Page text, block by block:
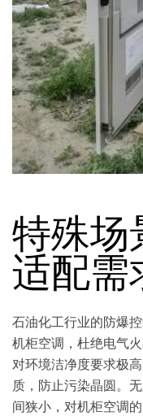
特殊场
适配需
石油化工行业的防爆
机柜空调，杜绝电气
对环境洁净度要求极
质，防止污染晶圆。
间狭小，对机柜空调